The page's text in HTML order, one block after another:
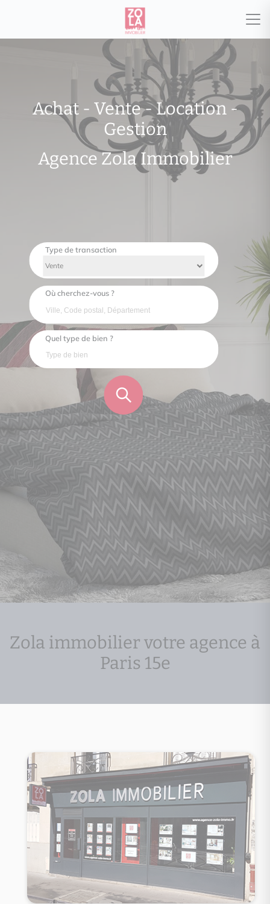
Achat - Vente - Location -
Gestion
Agence Zola Immobilier
Type de transaction
Où cherchez-vous ?
Quel type de bien ?
Zola immobilier votre agence à
Paris 15e